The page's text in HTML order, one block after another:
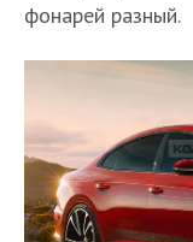
фонарей разный.